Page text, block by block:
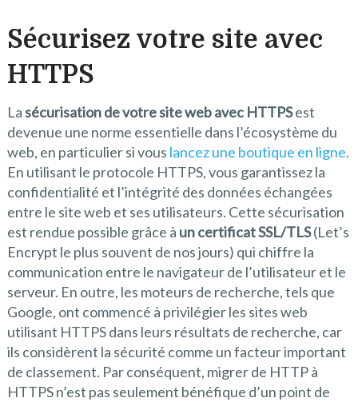
Sécurisez votre site avec
HTTPS
Lasécurisation de votre site web avec HTTPSest
devenue une norme essentielle dans l’écosystème du
web, en particulier si vous lancez une boutique en ligne.
En utilisant le protocole HTTPS, vous garantissez la
confidentialité et l’intégrité des données échangées
entre le site web et ses utilisateurs. Cette sécurisation
est rendue possible grâce à un certificat SSL/TLS(Let’s
Encrypt le plus souvent de nos jours) qui chiffre la
communication entre le navigateur de l’utilisateur et le
serveur. En outre, les moteurs de recherche, tels que
Google, ont commencé à privilégier les sites web
utilisant HTTPS dans leurs résultats de recherche, car
ils considèrent la sécurité comme un facteur important
de classement. Par conséquent, migrer de HTTP à
HTTPS n’est pas seulement bénéfique d’un point de